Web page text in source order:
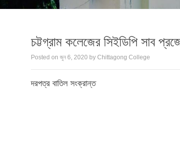
চট্টগ্রাম কলেজের সিইডিপি সাব
Posted on জুন 6, 2020 by Chittagong College
দরপত্র বাতিল সংক্রান্ত